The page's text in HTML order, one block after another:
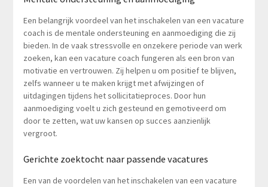
Een belangrijk voordeel van het inschakelen van een vacature
coach is de mentale ondersteuning en aanmoediging die zij
bieden. In de vaak stressvolle en onzekere periode van werk
zoeken, kan een vacature coach fungeren als een bron van
motivatie en vertrouwen. Zij helpen u om positief te blijven,
zelfs wanneer u te maken krijgt met afwijzingen of
uitdagingen tijdens het sollicitatieproces. Door hun
aanmoediging voelt u zich gesteund en gemotiveerd om
door te zetten, wat uw kansen op succes aanzienlijk
vergroot.
Gerichte zoektocht naar passende vacatures
Een van de voordelen van het inschakelen van een vacature